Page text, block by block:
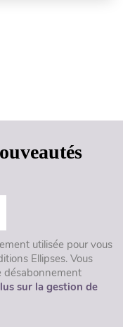
utilisée pour vous
Ellipses. Vous
désabonnement
sur la gestion de